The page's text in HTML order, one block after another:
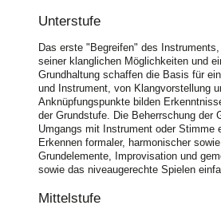
Unterstufe
Das erste "Begreifen" des
seiner klanglichen Möglichkeiten und
Grundhaltung schaffen die Basis für
und Instrument, von Klangvorstellung
Anknüpfungspunkte bilden
der Grundstufe. Die Beherrschung der
Umgangs mit Instrument oder Stimme
Erkennen formaler, harmonischer
Grundelemente, Improvisation und
sowie das niveaugerechte Spielen
Mittelstufe